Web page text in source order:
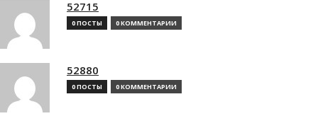
52715
0 ПОСТЫ 0 КОММЕНТАРИИ
52880
0 ПОСТЫ 0 КОММЕНТАРИИ